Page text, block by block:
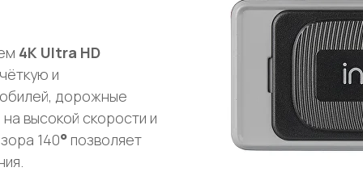
4K Ultra HD
и
дорожные
высокой скорости и
140° позволяет